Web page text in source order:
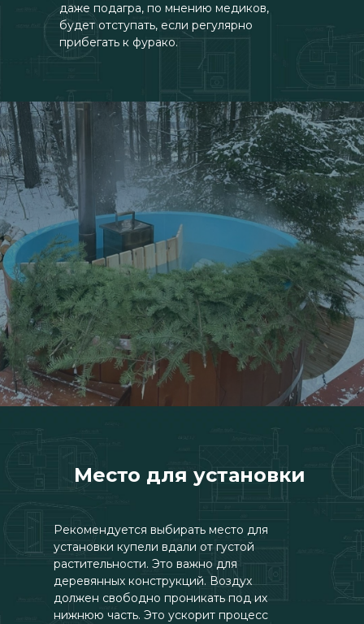
Место для установки
Рекомендуется выбирать место для
установки купели вдали от густой
растительности. Это важно для
деревянных конструкций. Воздух
должен свободно проникать под их
нижнюю часть. Это ускорит процесс
даже подагра, по мнению медиков,
будет отступать, если регулярно
прибегать к фурако.